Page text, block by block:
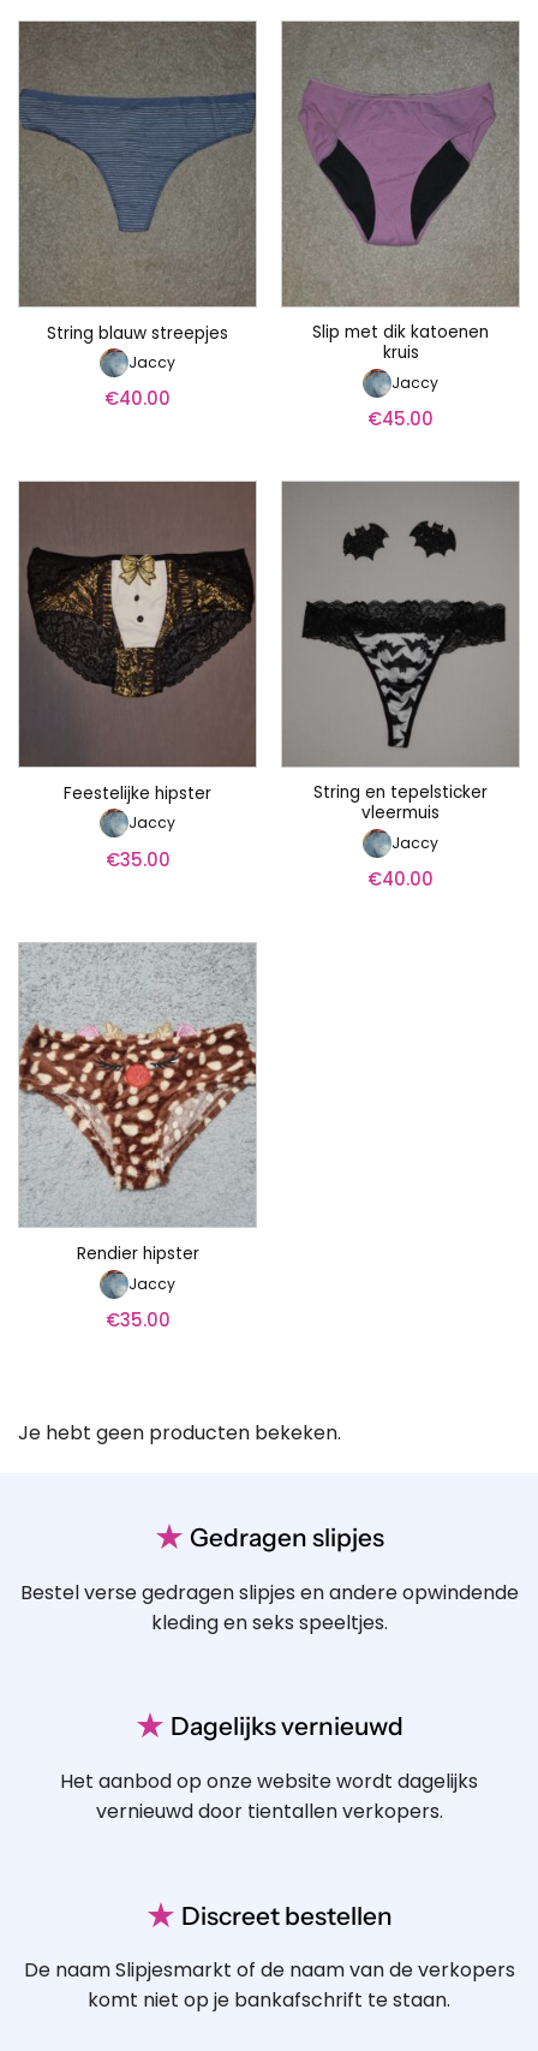
String blauw streepjes
Jaccy
€40.00
Slip met dik katoenen
kruis
Jaccy
€45.00
Feestelijke hipster
Jaccy
€35.00
String en tepelsticker
vleermuis
Jaccy
€40.00
Rendier hipster
Jaccy
€35.00
Je hebt geen producten bekeken.
★ Gedragen slipjes
Bestel verse gedragen slipjes en andere opwindende
kleding en seks speeltjes.
★ Dagelijks vernieuwd
Het aanbod op onze website wordt dagelijks
vernieuwd door tientallen verkopers.
★ Discreet bestellen
De naam Slipjesmarkt of de naam van de verkopers
komt niet op je bankafschrift te staan.